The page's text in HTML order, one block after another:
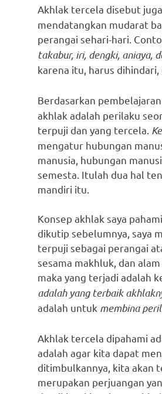
Akhlak tercela disebut juga
mendatangkan mudarat
perangai sehari-hari.
takabur, iri, dengki, aniaya,
karena itu, harus
Berdasarkan
akhlak adalah perilaku
terpuji dan yang tercela.
mengatur hubungan
manusia, hubungan
semesta. Itulah dua hal
mandiri itu.
Konsep akhlak saya
dikutip sebelumnya, saya
terpuji sebagai perangai
sesama makhluk, dan
maka yang terjadi adalah
adalah yang terbaik
adalah untuk membina
Akhlak tercela dipahami
adalah agar kita dapat
ditimbulkannya, kita akan
merupakan perjuangan